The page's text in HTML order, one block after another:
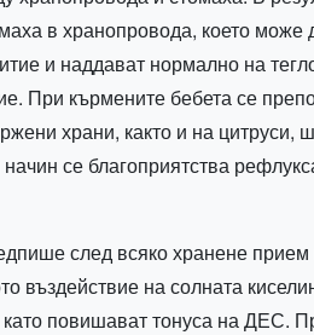
в хранопровода, което
и наддават нормално на
При кърмените бебета се
храни, както и на
се благоприятства
след всяко хранене прием
въздействие на солната
повишават тонуса на ДЕС.